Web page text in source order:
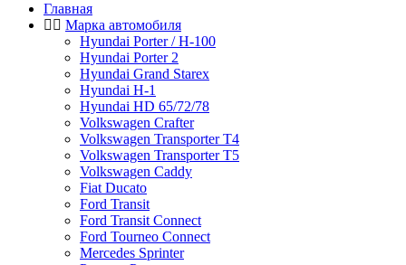
Главная
Марка автомобиля
Hyundai Porter / H-100
Hyundai Porter 2
Hyundai Grand Starex
Hyundai H-1
Hyundai HD 65/72/78
Volkswagen Crafter
Volkswagen Transporter T4
Volkswagen Transporter T5
Volkswagen Caddy
Fiat Ducato
Ford Transit
Ford Transit Connect
Ford Tourneo Connect
Mercedes Sprinter